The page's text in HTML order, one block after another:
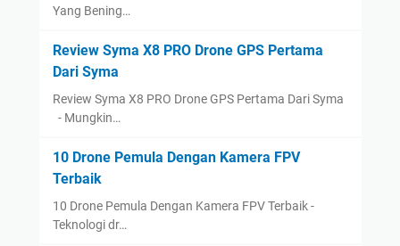
Yang Bening…
Review Syma X8 PRO Drone GPS Pertama
Dari Syma
Review Syma X8 PRO Drone GPS Pertama Dari Syma
- Mungkin…
10 Drone Pemula Dengan Kamera FPV
Terbaik
10 Drone Pemula Dengan Kamera FPV Terbaik -
Teknologi dr…